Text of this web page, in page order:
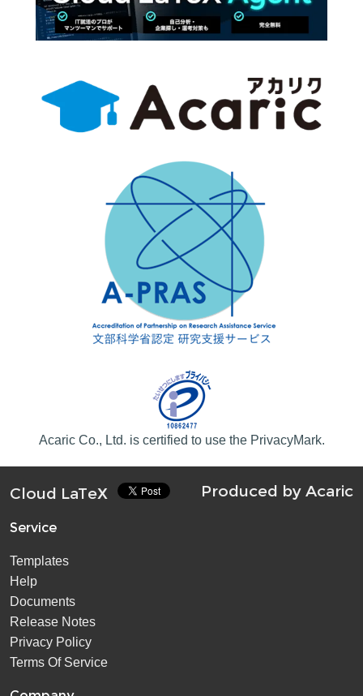
Acaric Co., Ltd. is certified to use the PrivacyMark.
Produced by Acaric
Cloud LaTeX
Service
Templates
Help
Documents
Release Notes
Privacy Policy
Terms Of Service